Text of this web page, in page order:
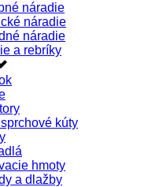
náradie
náradie
náradie
a rebríky
kúty
hmoty
a dlažby